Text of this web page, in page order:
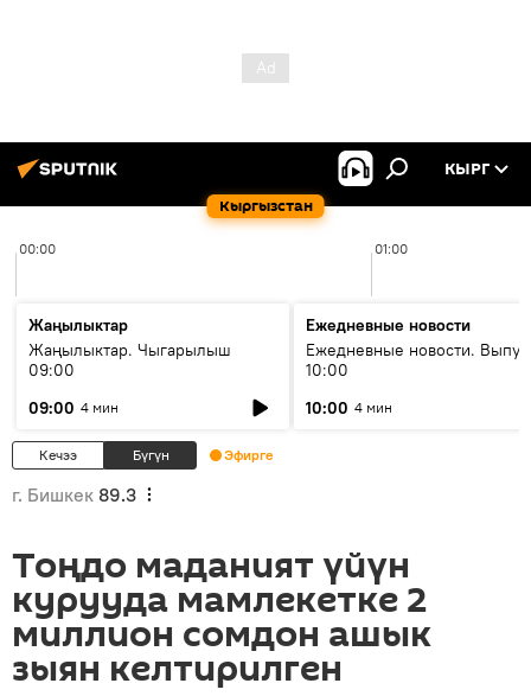
Кыргызстан
КЫРГ
00:00 01:00
Жаңылыктар
Жаңылыктар. Чыгарылыш
09:00
09:00 4 мин
Ежедневные новости
Ежедневные новости.
10:00
10:00 4 мин
Кечээ Бүгүн Эфирге
г. Бишкек 89.3
Тоңдо маданият үйүн
курууда мамлекетке 2
миллион сомдон ашык
зыян келтирилген